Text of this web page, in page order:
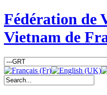
Fédération de
Vietnam de